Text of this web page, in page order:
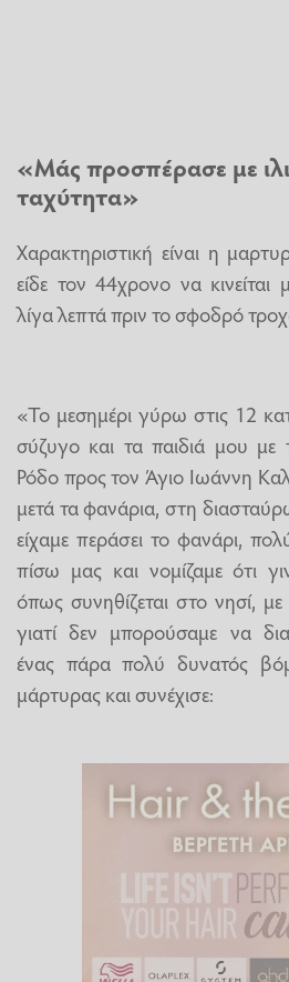
«Μάς προσπέρασε με
ταχύτητα»
Χαρακτηριστική είναι η
είδε τον 44χρονο να κινείται
λίγα λεπτά πριν το σφοδρό
«Το μεσημέρι γύρω στις 12
σύζυγο και τα παιδιά μου με
Ρόδο προς τον Άγιο Ιωάννη
μετά τα φανάρια, στη
είχαμε περάσει το φανάρι,
πίσω μας και νομίζαμε ότι
όπως συνηθίζεται στο νησί,
γιατί δεν μπορούσαμε να
ένας πάρα πολύ δυνατός
μάρτυρας και συνέχισε: